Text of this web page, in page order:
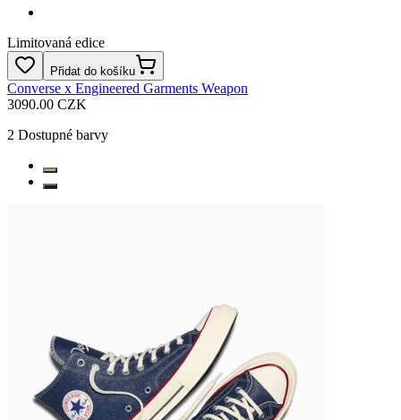
Limitovaná edice
Přidat do košíku
Converse x Engineered Garments Weapon
3090.00 CZK
2 Dostupné barvy